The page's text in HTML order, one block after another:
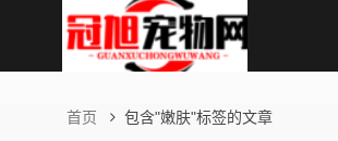
首页 包含"嫩肤"标签的文章